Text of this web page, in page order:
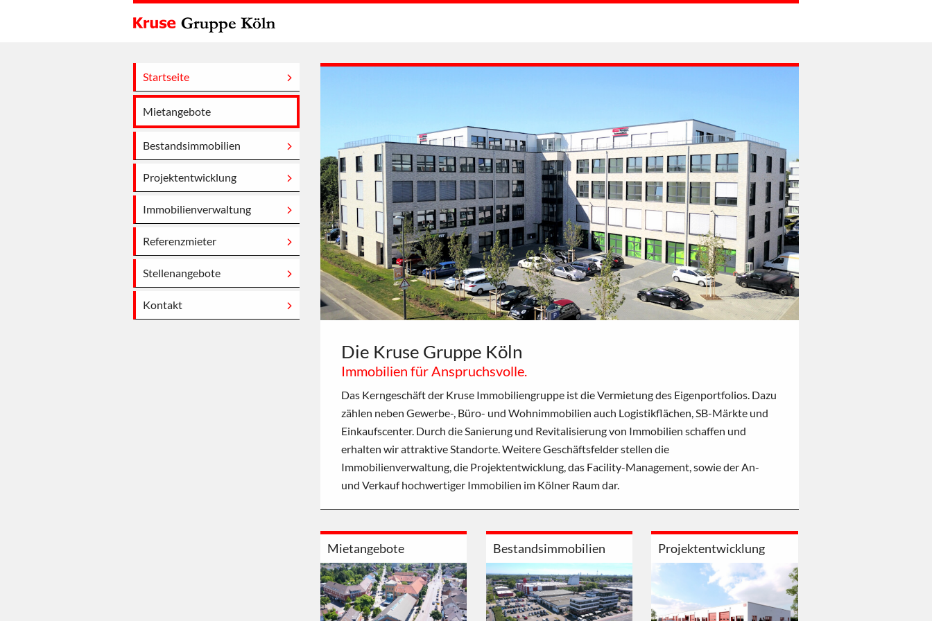
Startseite
Mietangebote
Bestandsimmobilien
Projektentwicklung
Immobilienverwaltung
Referenzmieter
Stellenangebote
Kontakt
Die Kruse Gruppe Köln
Immobilien für Anspruchsvolle.
Das Kerngeschäft der Kruse Immobiliengruppe ist die Vermietung des Eigenportfolios. Dazu
zählen neben Gewerbe-, Büro- und Wohnimmobilien auch Logistikflächen, SB-Märkte und
Einkaufscenter. Durch die Sanierung und Revitalisierung von Immobilien schaffen und
erhalten wir attraktive Standorte. Weitere Geschäftsfelder stellen die
Immobilienverwaltung, die Projektentwicklung, das Facility-Management, sowie der An-
und Verkauf hochwertiger Immobilien im Kölner Raum dar.
Mietangebote Bestandsimmobilien Projektentwicklung